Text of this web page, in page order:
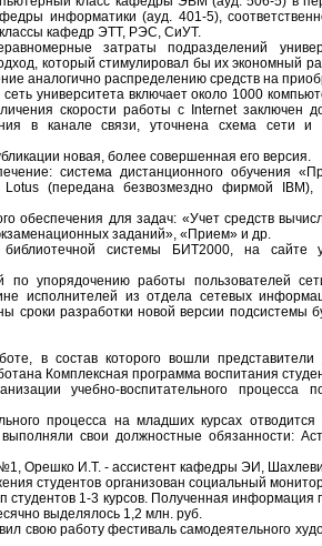
информатики (ауд. 401-5),
кафедр ЭТТ, РЭС, СиУТ.
затраты подразделений
который стимулировал бы их экономный
аналогично распределению средств на
университета включает около 1000
скорости работы с Internet заключен
в канале связи, уточнена схема сети
новая, более совершенная его версия.
система дистанционного обучения
(передана безвозмездно фирмой IBM),
обеспечения для задач: «Учет средств
заданий», «Прием» и др.
библиотечной системы БИТ2000, на сайте
упорядочению работы пользователей
исполнителей из отдела сетевых
разработки новой версии подсистемы
в состав которого вошли представители
Комплексная программа воспитания
учебно-воспитательного процесса
процесса на младших курсах
выполняли свои должностные обязанности:
Орешко И.Т. - ассистент кафедры ЭИ,
студентов организован социальный
1-3 курсов. Полученная информация
выделялось 1,2 млн. руб.
свою работу фестиваль самодеятельного